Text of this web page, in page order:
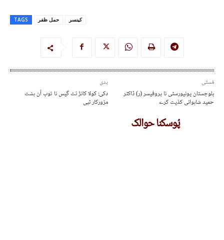
TAGS حمل ظفر کینسر
پدی
دکی: کولا کانڑ ئٹ گیس نا ثوب آن ہشت
مزورکار ٹپی
مُستی
بلوچستان یونیورسٹی نا پروفیسر (ر) ڈاکٹر
حمید شاہوانی کذیت کرے
پُوسکنا حوالک